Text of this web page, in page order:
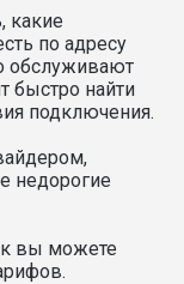
какие
по адресу
обслуживают
быстро найти
подключения.
недорогие
вы можете